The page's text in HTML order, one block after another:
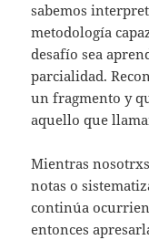
sabemos
metodología
desafío sea
parcialidad.
un fragmento y
aquello que
Mientras
notas o
continúa
entonces